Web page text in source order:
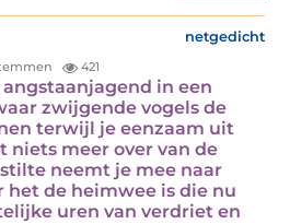
netgedicht
421
in een
zwijgende vogels de
terwijl je eenzaam uit
niets meer over van de
neemt je mee naar
het de heimwee is die nu
uren van verdriet en